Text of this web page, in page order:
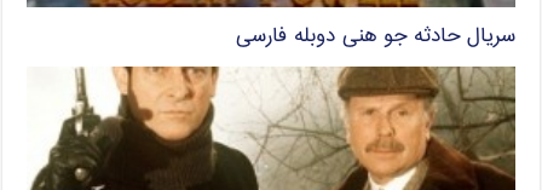
سریال حادثه‌ جو هنی دوبله فارسی